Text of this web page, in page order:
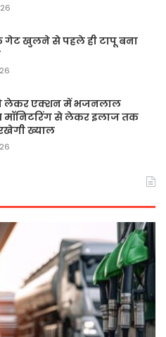
गेट खुलने से पहले ही टापू बना
लेकर एक्शन में भजनलाल
मॉनिटरिंग से लेकर इलाज तक
ख्याल